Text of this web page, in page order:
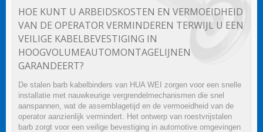
HOE KUNT U ARBEIDSKOSTEN EN VERMOEIDHEID
VAN DE OPERATOR VERMINDEREN TERWIJL U EEN
VEILIGE KABELBEVESTIGING IN
HOOGVOLUMEAUTOMONTAGELIJNEN
GARANDEERT?
De stalen barb kabelbinders van HUA WEI zorgen voor een snelle
installatie met nauwkeurige vergrendelmechanismen die snel
aanspannen, wat de assemblagetijd en de vermoeidheid van de
operator aanzienlijk vermindert. Het ontwerp van roestvrijstalen
barb zorgt voor een veilige bevestiging in automotive omgevingen